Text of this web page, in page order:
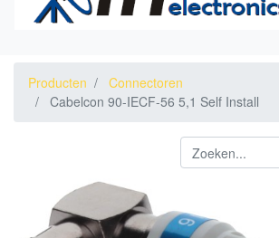
Producten
Connectoren
Cabelcon 90-IECF-56 5,1 Self Install